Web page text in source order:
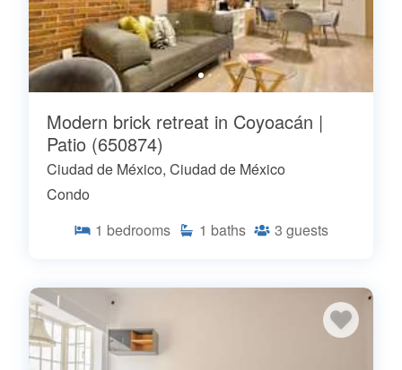
Modern brick retreat in Coyoacán |
Patio (650874)
Ciudad de México, Ciudad de México
Condo
1 bedrooms 1 baths 3 guests